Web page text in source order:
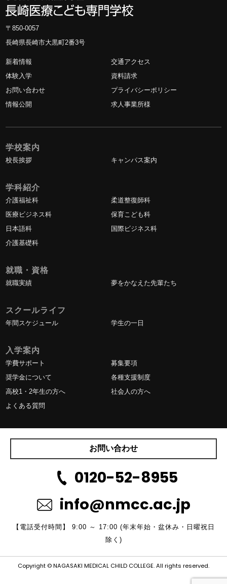
〒850-0057
長崎県長崎市大黒町2番3号
新着情報
交通アクセス
体験入学
資料請求
お問い合わせ
プライバシーポリシー
情報公開
求人事業所様
学校案内
校長挨拶 キャンパス案内
学科紹介
介護福祉科
柔道整復師科
医療ビジネス科
保育こども科
日本語科
国際ビジネス科
介護基礎科
就職・資格
就職実績 夢をかなえた先輩たち
スクールライフ
年間スケジュール 学生の一日
入学案内
学費サポート
募集要項
奨学金について
各種支援制度
高校1・2年生の方へ
社会人の方へ
よくある質問
お問い合わせ
0120-52-8955
info@nmcc.ac.jp
【電話受付時間】 9:00 ～ 17:00 (年末年始・盆休み・日曜祝日
除く)
Copyright © NAGASAKI MEDICAL CHILD COLLEGE. All rights reserved.